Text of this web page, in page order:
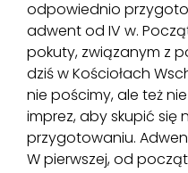
odpowiednio
adwent od IV w.
pokuty, związanym z
dziś w Kościołach
nie pościmy, ale też
imprez, aby skupić się
przygotowaniu.
W pierwszej, od